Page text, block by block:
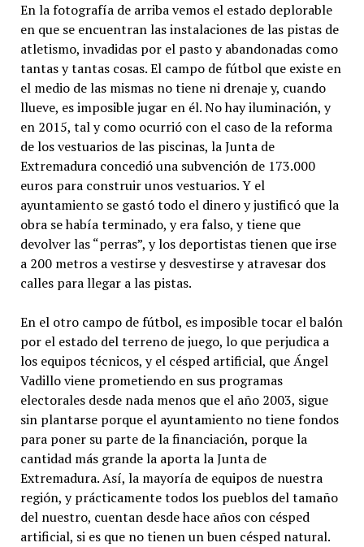
En la fotografía de arriba vemos el estado deplorable
en que se encuentran las instalaciones de las pistas de
atletismo, invadidas por el pasto y abandonadas como
tantas y tantas cosas. El campo de fútbol que existe en
el medio de las mismas no tiene ni drenaje y, cuando
llueve, es imposible jugar en él. No hay iluminación, y
en 2015, tal y como ocurrió con el caso de la reforma
de los vestuarios de las piscinas, la Junta de
Extremadura concedió una subvención de 173.000
euros para construir unos vestuarios. Y el
ayuntamiento se gastó todo el dinero y justificó que la
obra se había terminado, y era falso, y tiene que
devolver las “perras”, y los deportistas tienen que irse
a 200 metros a vestirse y desvestirse y atravesar dos
calles para llegar a las pistas.
En el otro campo de fútbol, es imposible tocar el balón
por el estado del terreno de juego, lo que perjudica a
los equipos técnicos, y el césped artificial, que Ángel
Vadillo viene prometiendo en sus programas
electorales desde nada menos que el año 2003, sigue
sin plantarse porque el ayuntamiento no tiene fondos
para poner su parte de la financiación, porque la
cantidad más grande la aporta la Junta de
Extremadura. Así, la mayoría de equipos de nuestra
región, y prácticamente todos los pueblos del tamaño
del nuestro, cuentan desde hace años con césped
artificial, si es que no tienen un buen césped natural.